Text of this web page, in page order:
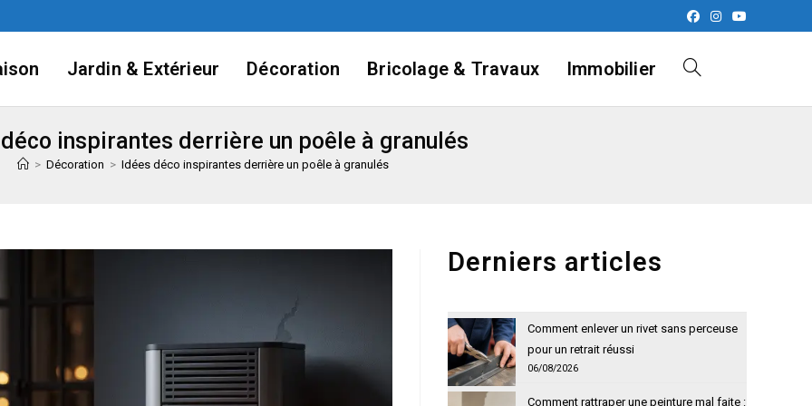
Jardin & Extérieur Décoration Bricolage & Travaux Immobilier Toggle
déco inspirantes derrière un poêle à granulés
> Décoration > Idées déco inspirantes derrière un poêle à granulés
Derniers articles
Comment enlever un rivet sans perceuse
pour un retrait réussi
06/08/2026
Comment rattraper une peinture mal faite :